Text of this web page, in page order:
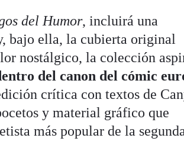
del Humor, incluirá una
bajo ella, la cubierta original
nostálgico, la colección
del canon del cómic
crítica con textos de
y material gráfico que
más popular de la